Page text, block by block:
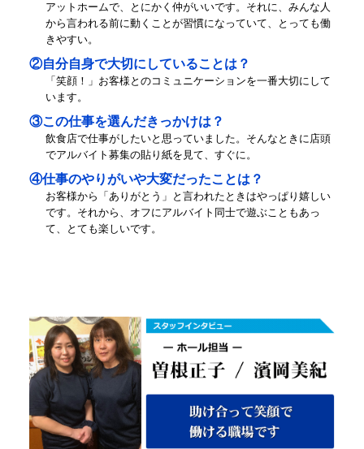
アットホームで、とにかく仲がいいです。それに、みんな人
から言われる前に動くことが習慣になっていて、とっても働
きやすい。
②自分自身で大切にしていることは？
「笑顔！」お客様とのコミュニケーションを一番大切にして
います。
③この仕事を選んだきっかけは？
飲食店で仕事がしたいと思っていました。そんなときに店頭
でアルバイト募集の貼り紙を見て、すぐに。
④仕事のやりがいや大変だったことは？
お客様から「ありがとう」と言われたときはやっぱり嬉しい
です。それから、オフにアルバイト同士で遊ぶこともあっ
て、とても楽しいです。